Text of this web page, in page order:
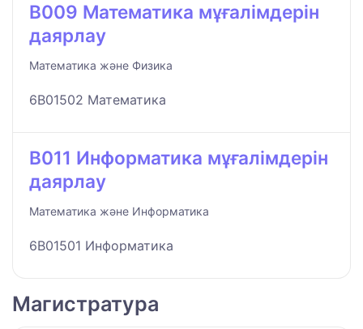
B009 Математика мұғалімдерін
даярлау
Математика және Физика
6B01502 Математика
B011 Информатика мұғалімдерін
даярлау
Математика және Информатика
6B01501 Информатика
Магистратура